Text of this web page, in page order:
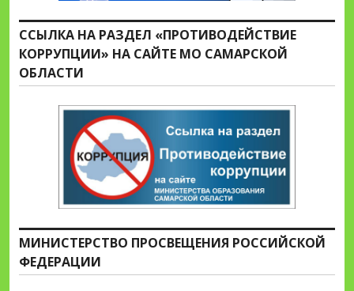
ССЫЛКА НА РАЗДЕЛ «ПРОТИВОДЕЙСТВИЕ
КОРРУПЦИИ» НА САЙТЕ МО САМАРСКОЙ
ОБЛАСТИ
МИНИСТЕРСТВО ПРОСВЕЩЕНИЯ РОССИЙСКОЙ
ФЕДЕРАЦИИ